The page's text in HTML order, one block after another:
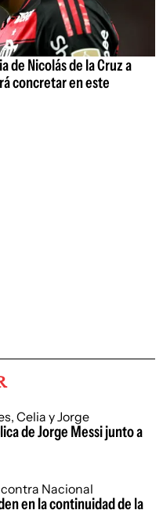
de Nicolás de la Cruz a
concretar en este
de Jorge Messi junto a
en la continuidad de la